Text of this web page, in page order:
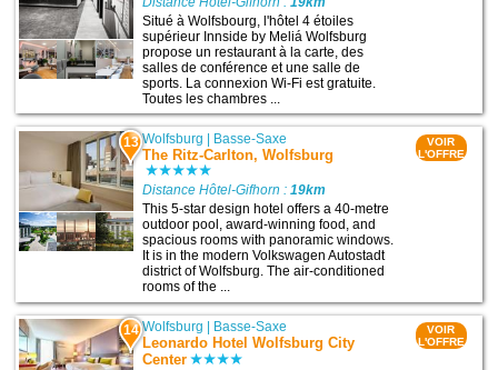
Situé à Wolfsbourg, l'hôtel 4 étoiles
supérieur Innside by Meliá Wolfsburg
propose un restaurant à la carte, des
salles de conférence et une salle de
sports. La connexion Wi-Fi est gratuite.
Toutes les chambres ...
13 Wolfsburg Basse-Saxe
The Ritz-Carlton, Wolfsburg
Distance Hôtel-Gifhorn :19km
This 5-star design hotel offers a 40-metre
outdoor pool, award-winning food, and
spacious rooms with panoramic windows.
It is in the modern Volkswagen Autostadt
district of Wolfsburg. The air-conditioned
rooms of the ...
VOIR
L'OFFRE
14 Wolfsburg Basse-Saxe
Leonardo Hotel Wolfsburg City
Center
VOIR
L'OFFRE